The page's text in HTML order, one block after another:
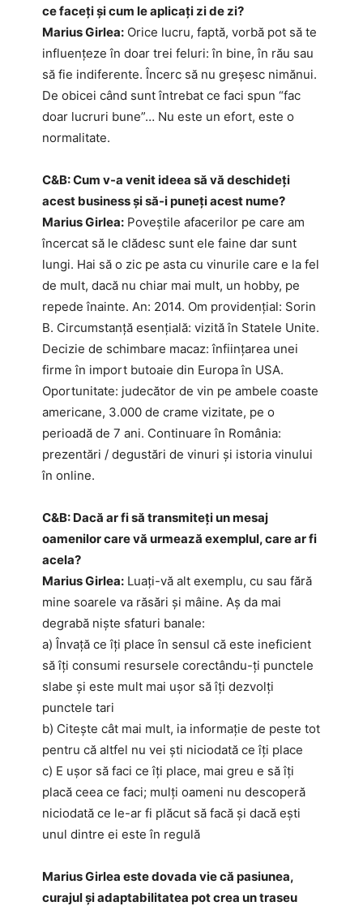
ce faceți și cum le aplicați zi de zi?
Marius Girlea: Orice lucru, faptă, vorbă pot să te
influențeze în doar trei feluri: în bine, în rău sau
să fie indiferente. Încerc să nu greșesc nimănui.
De obicei când sunt întrebat ce faci spun “fac
doar lucruri bune”… Nu este un efort, este o
normalitate.
C&B: Cum v-a venit ideea să vă deschideți
acest business și să-i puneți acest nume?
Marius Girlea: Poveștile afacerilor pe care am
încercat să le clădesc sunt ele faine dar sunt
lungi. Hai să o zic pe asta cu vinurile care e la fel
de mult, dacă nu chiar mai mult, un hobby, pe
repede înainte. An: 2014. Om providențial: Sorin
B. Circumstanță esențială: vizită în Statele Unite.
Decizie de schimbare macaz: înființarea unei
firme în import butoaie din Europa în USA.
Oportunitate: judecător de vin pe ambele coaste
americane, 3.000 de crame vizitate, pe o
perioadă de 7 ani. Continuare în România:
prezentări / degustări de vinuri și istoria vinului
în online.
C&B: Dacă ar fi să transmiteți un mesaj
oamenilor care vă urmează exemplul, care ar fi
acela?
Marius Girlea: Luați-vă alt exemplu, cu sau fără
mine soarele va răsări și mâine. Aș da mai
degrabă niște sfaturi banale:
a) Învață ce îți place în sensul că este ineficient
să îți consumi resursele corectându-ți punctele
slabe și este mult mai ușor să îți dezvolți
punctele tari
b) Citește cât mai mult, ia informație de peste tot
pentru că altfel nu vei ști niciodată ce îți place
c) E ușor să faci ce îți place, mai greu e să îți
placă ceea ce faci; mulți oameni nu descoperă
niciodată ce le-ar fi plăcut să facă și dacă ești
unul dintre ei este în regulă
Marius Girlea este dovada vie că pasiunea,
curajul și adaptabilitatea pot crea un traseu